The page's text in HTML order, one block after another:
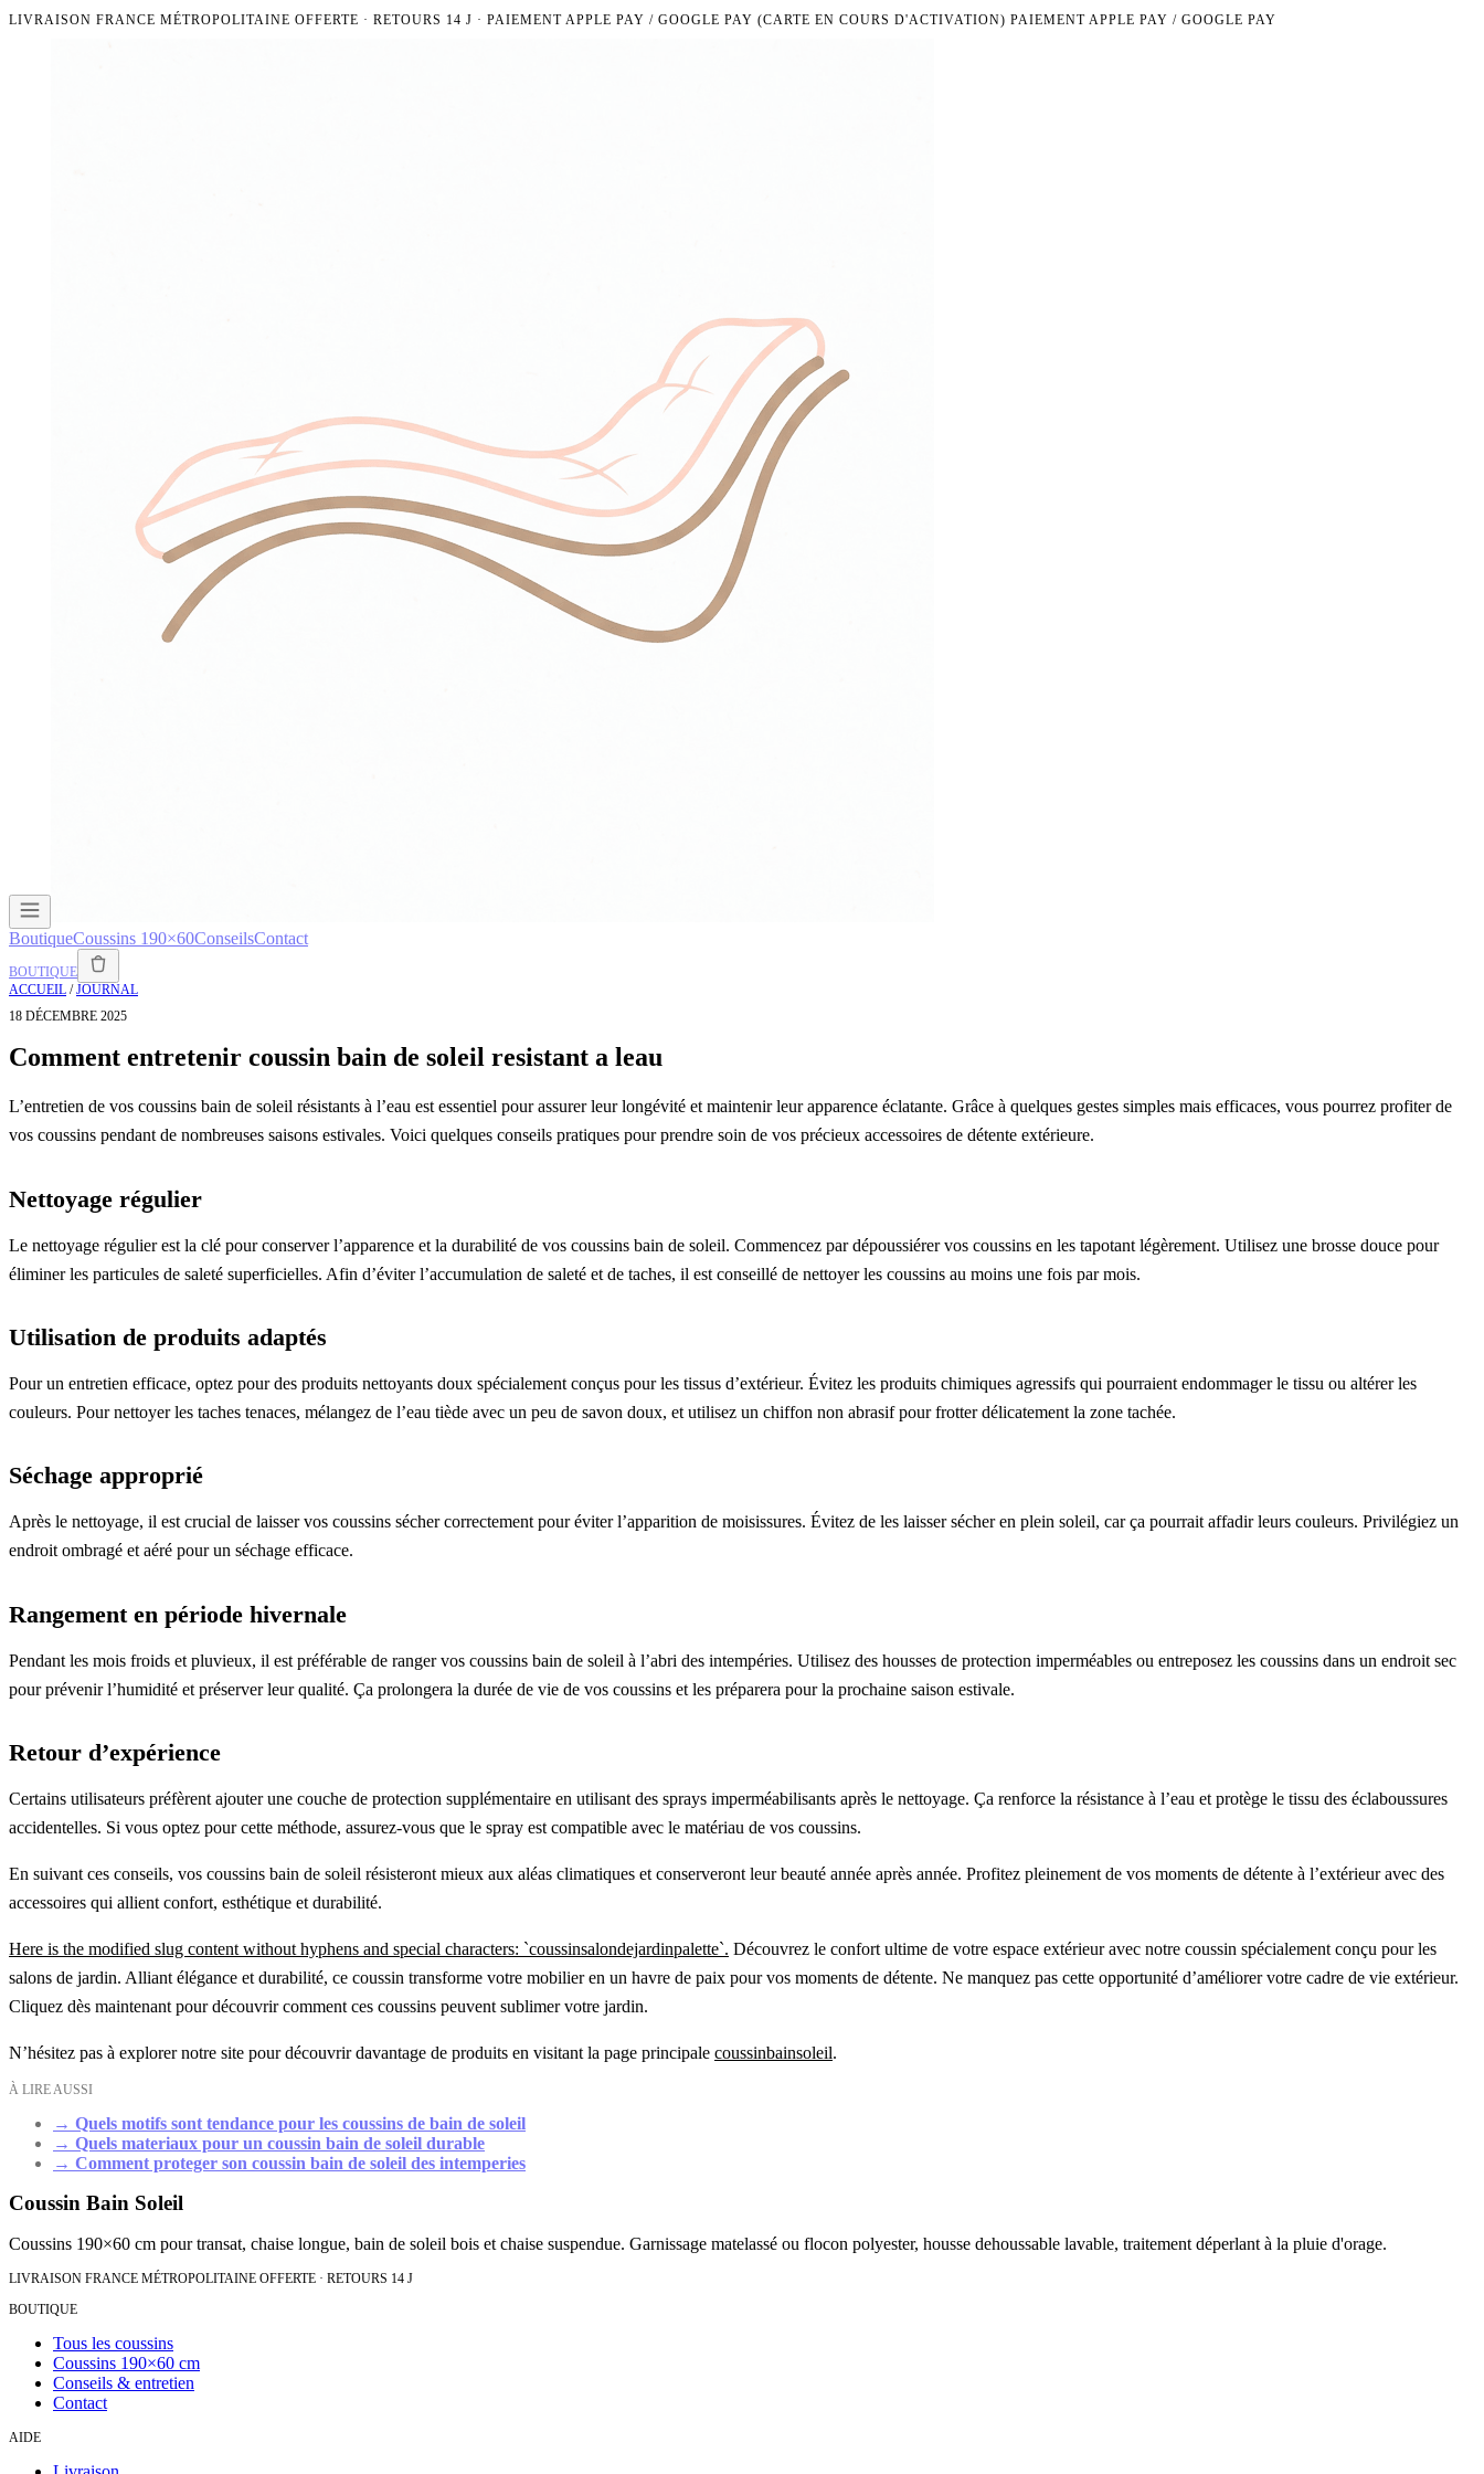
LIVRAISON FRANCE MÉTROPOLITAINE OFFERTE · RETOURS 14 J · PAIEMENT APPLE PAY / GOOGLE PAY (CARTE EN COURS D'ACTIVATION) PAIEMENT APPLE PAY / GOOGLE PAY
BoutiqueCoussins 190×60ConseilsContact
BOUTIQUE
ACCUEIL /JOURNAL
18 DÉCEMBRE 2025
Comment entretenir coussin bain de soleil resistant a leau
L’entretien de vos coussins bain de soleil résistants à l’eau est essentiel pour assurer leur longévité et maintenir leur apparence éclatante. Grâce à quelques gestes simples mais efficaces, vous pourrez profiter de
vos coussins pendant de nombreuses saisons estivales. Voici quelques conseils pratiques pour prendre soin de vos précieux accessoires de détente extérieure.
Nettoyage régulier
Le nettoyage régulier est la clé pour conserver l’apparence et la durabilité de vos coussins bain de soleil. Commencez par dépoussiérer vos coussins en les tapotant légèrement. Utilisez une brosse douce pour
éliminer les particules de saleté superficielles. Afin d’éviter l’accumulation de saleté et de taches, il est conseillé de nettoyer les coussins au moins une fois par mois.
Utilisation de produits adaptés
Pour un entretien efficace, optez pour des produits nettoyants doux spécialement conçus pour les tissus d’extérieur. Évitez les produits chimiques agressifs qui pourraient endommager le tissu ou altérer les
couleurs. Pour nettoyer les taches tenaces, mélangez de l’eau tiède avec un peu de savon doux, et utilisez un chiffon non abrasif pour frotter délicatement la zone tachée.
Séchage approprié
Après le nettoyage, il est crucial de laisser vos coussins sécher correctement pour éviter l’apparition de moisissures. Évitez de les laisser sécher en plein soleil, car ça pourrait affadir leurs couleurs. Privilégiez un
endroit ombragé et aéré pour un séchage efficace.
Rangement en période hivernale
Pendant les mois froids et pluvieux, il est préférable de ranger vos coussins bain de soleil à l’abri des intempéries. Utilisez des housses de protection imperméables ou entreposez les coussins dans un endroit sec
pour prévenir l’humidité et préserver leur qualité. Ça prolongera la durée de vie de vos coussins et les préparera pour la prochaine saison estivale.
Retour d’expérience
Certains utilisateurs préfèrent ajouter une couche de protection supplémentaire en utilisant des sprays imperméabilisants après le nettoyage. Ça renforce la résistance à l’eau et protège le tissu des éclaboussures
accidentelles. Si vous optez pour cette méthode, assurez-vous que le spray est compatible avec le matériau de vos coussins.
En suivant ces conseils, vos coussins bain de soleil résisteront mieux aux aléas climatiques et conserveront leur beauté année après année. Profitez pleinement de vos moments de détente à l’extérieur avec des
accessoires qui allient confort, esthétique et durabilité.
Here is the modified slug content without hyphens and special characters: `coussinsalondejardinpalette`. Découvrez le confort ultime de votre espace extérieur avec notre coussin spécialement conçu pour les
salons de jardin. Alliant élégance et durabilité, ce coussin transforme votre mobilier en un havre de paix pour vos moments de détente. Ne manquez pas cette opportunité d’améliorer votre cadre de vie extérieur.
Cliquez dès maintenant pour découvrir comment ces coussins peuvent sublimer votre jardin.
N’hésitez pas à explorer notre site pour découvrir davantage de produits en visitant la page principale coussinbainsoleil.
À LIRE AUSSI
→ Quels motifs sont tendance pour les coussins de bain de soleil
→ Quels materiaux pour un coussin bain de soleil durable
→ Comment proteger son coussin bain de soleil des intemperies
Coussin Bain Soleil
Coussins 190×60 cm pour transat, chaise longue, bain de soleil bois et chaise suspendue. Garnissage matelassé ou flocon polyester, housse dehoussable lavable, traitement déperlant à la pluie d'orage.
LIVRAISON FRANCE MÉTROPOLITAINE OFFERTE · RETOURS 14 J
BOUTIQUE
Tous les coussins
Coussins 190×60 cm
Conseils & entretien
Contact
AIDE